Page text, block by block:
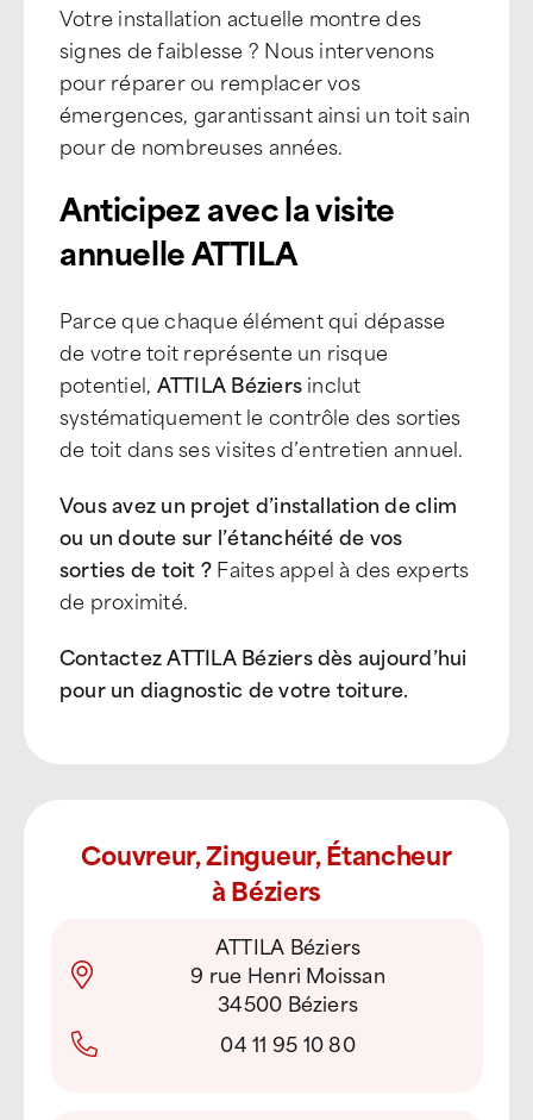
Votre installation actuelle montre des
signes de faiblesse ? Nous intervenons
pour réparer ou remplacer vos
émergences, garantissant ainsi un toit sain
pour de nombreuses années.
Anticipez avec la visite
annuelle ATTILA
Parce que chaque élément qui dépasse
de votre toit représente un risque
potentiel, ATTILA Béziersinclut
systématiquement le contrôle des sorties
de toit dans ses visites d’entretien annuel.
Vous avez un projet d’installation de clim
ou un doute sur l’étanchéité de vos
sorties de toit ?Faites appel à des experts
de proximité.
Contactez ATTILA Béziers dès aujourd’hui
pour un diagnostic de votre toiture.
Couvreur, Zingueur, Étancheur
à Béziers
ATTILA Béziers
9 rue Henri Moissan
34500 Béziers
04 11 95 10 80